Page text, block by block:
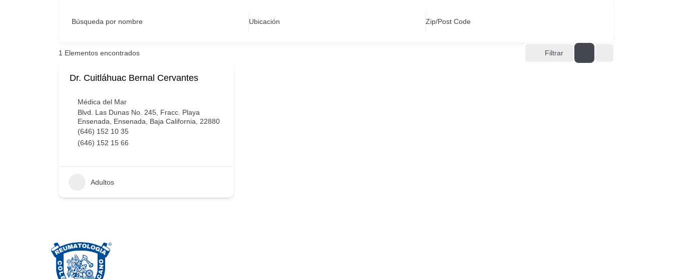
Búsqueda por nombre Ubicación Zip/Post Code
1 Elementos encontrados Filtrar
Dr. Cuitláhuac Bernal Cervantes
Médica del Mar
Blvd. Las Dunas No. 245, Fracc. Playa
Ensenada, Ensenada, Baja California, 22880
(646) 152 10 35
(646) 152 15 66
Adultos